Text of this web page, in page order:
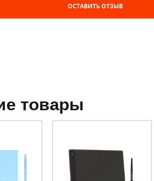
ОСТАВИТЬ ОТЗЫВ
товары